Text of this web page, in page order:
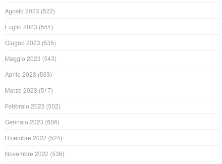
Agosto 2023 (522)
Luglio 2023 (554)
Giugno 2023 (535)
Maggio 2023 (543)
Aprile 2023 (533)
Marzo 2023 (517)
Febbraio 2023 (502)
Gennaio 2023 (606)
Dicembre 2022 (524)
Novembre 2022 (536)